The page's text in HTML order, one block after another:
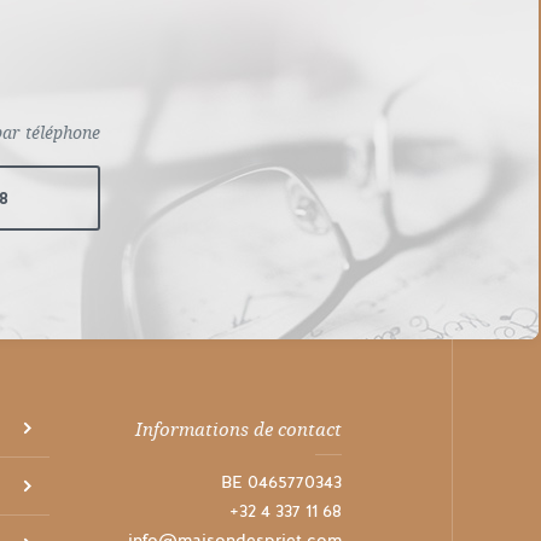
téléphone
Informations de contact
BE 0465770343
+32 4 337 11 68